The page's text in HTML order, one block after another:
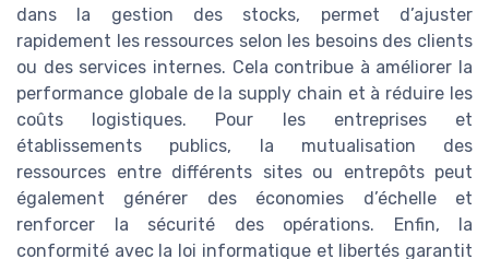
dans la gestion des stocks, permet d’ajuster
rapidement les ressources selon les besoins des clients
ou des services internes. Cela contribue à améliorer la
performance globale de la supply chain et à réduire les
coûts logistiques. Pour les entreprises et
établissements publics, la mutualisation des
ressources entre différents sites ou entrepôts peut
également générer des économies d’échelle et
renforcer la sécurité des opérations. Enfin, la
conformité avec la loi informatique et libertés garantit